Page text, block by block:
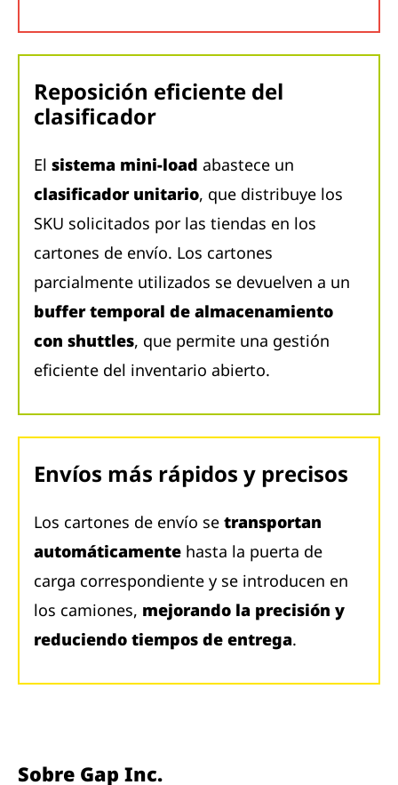
Reposición eficiente del
clasificador
El sistema mini-load abastece un
clasificador unitario, que distribuye los
SKU solicitados por las tiendas en los
cartones de envío. Los cartones
parcialmente utilizados se devuelven a un
buffer temporal de almacenamiento
con shuttles, que permite una gestión
eficiente del inventario abierto.
Envíos más rápidos y precisos
Los cartones de envío se transportan
automáticamente hasta la puerta de
carga correspondiente y se introducen en
los camiones, mejorando la precisión y
reduciendo tiempos de entrega.
Sobre Gap Inc.